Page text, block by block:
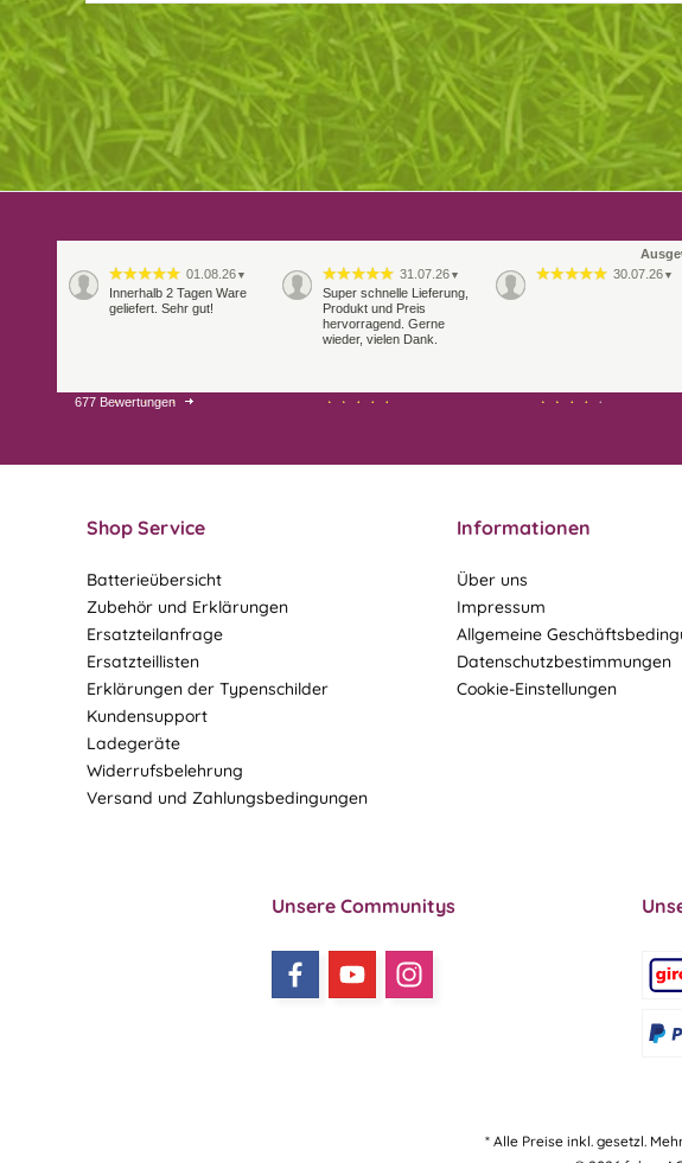
01.08.26 ▼
Innerhalb 2 Tagen Ware
geliefert. Sehr gut!
31.07.26 ▼
Super schnelle Lieferung,
Produkt und Preis
hervorragend. Gerne
wieder, vielen Dank.
30.07.26 ▼
27.07.26
677 Bewertungen
Shop Service
Batterieübersicht
Zubehör und Erklärungen
Ersatzteilanfrage
Ersatzteillisten
Erklärungen der Typenschilder
Kundensupport
Ladegeräte
Widerrufsbelehrung
Versand und Zahlungsbedingungen
Informationen
Über uns
Impressum
Allgemeine
Datenschutzbestimmungen
Cookie-Einstellungen
Unsere Communitys
* Alle Preise inkl. gesetzl.